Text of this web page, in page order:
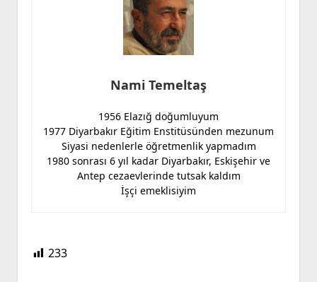
Nami Temeltaş
1956 Elazığ doğumluyum
1977 Diyarbakır Eğitim Enstitüsünden mezunum
Siyasi nedenlerle öğretmenlik yapmadım
1980 sonrası 6 yıl kadar Diyarbakır, Eskişehir ve
Antep cezaevlerinde tutsak kaldım
İşçi emeklisiyim
233